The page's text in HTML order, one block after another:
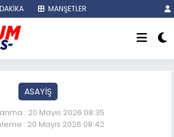
MANŞETLER
ASAYİŞ
: 20 Mayıs 2026 08:35
: 20 Mayıs 2026 08:42